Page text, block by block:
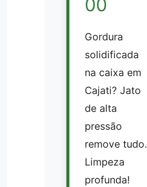
00
Gordura
solidificada
na caixa em
Cajati? Jato
de alta
pressão
remove tudo.
Limpeza
profunda!